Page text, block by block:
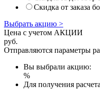
Скидка от заказа
Выбрать акцию >
Цена с учетом АКЦИИ
руб.
Отправляются параметры
Вы выбрали акцию:
%
Для получения